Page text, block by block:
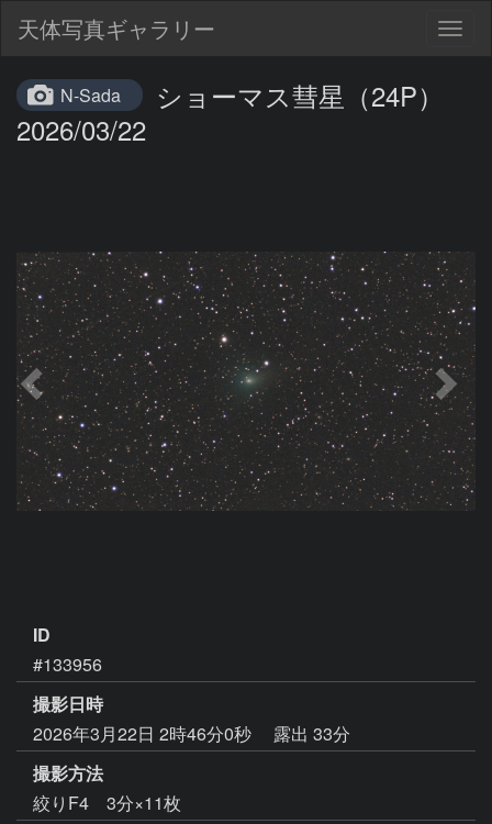
天体写真ギャラリー
N-Sada
ショーマス彗星（24P）
2026/03/22
ID
#133956
撮影日時
2026年3月22日 2時46分0秒
露出 33分
撮影方法
絞りF4 3分×11枚